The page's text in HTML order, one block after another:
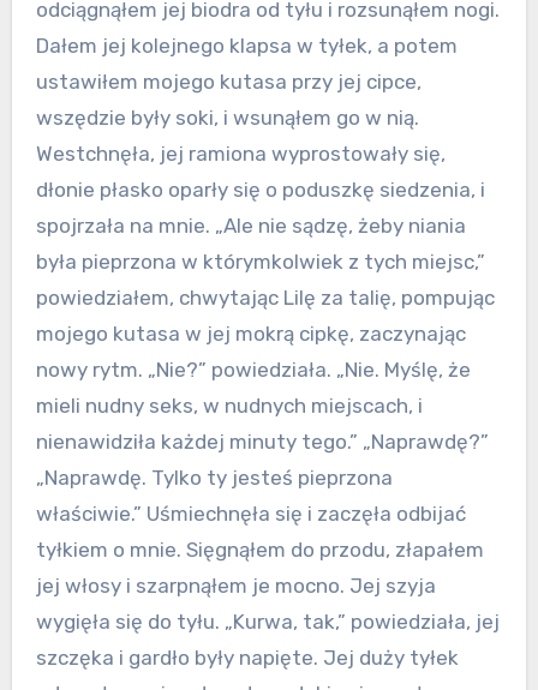
odciągnąłem jej biodra od tyłu i rozsunąłem nogi.
Dałem jej kolejnego klapsa w tyłek, a potem
ustawiłem mojego kutasa przy jej cipce,
wszędzie były soki, i wsunąłem go w nią.
Westchnęła, jej ramiona wyprostowały się,
dłonie płasko oparły się o poduszkę siedzenia, i
spojrzała na mnie. „Ale nie sądzę, żeby niania
była pieprzona w którymkolwiek z tych miejsc,”
powiedziałem, chwytając Lilę za talię, pompując
mojego kutasa w jej mokrą cipkę, zaczynając
nowy rytm. „Nie?” powiedziała. „Nie. Myślę, że
mieli nudny seks, w nudnych miejscach, i
nienawidziła każdej minuty tego.” „Naprawdę?”
„Naprawdę. Tylko ty jesteś pieprzona
właściwie.” Uśmiechnęła się i zaczęła odbijać
tyłkiem o mnie. Sięgnąłem do przodu, złapałem
jej włosy i szarpnąłem je mocno. Jej szyja
wygięła się do tyłu. „Kurwa, tak,” powiedziała, jej
szczęka i gardło były napięte. Jej duży tyłek